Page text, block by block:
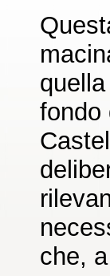
fondo
che,